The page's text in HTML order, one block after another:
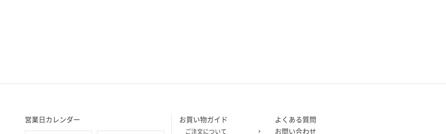
営業日カレンダー お買い物ガイド
ご注文について
よくある質問
お問い合わせ